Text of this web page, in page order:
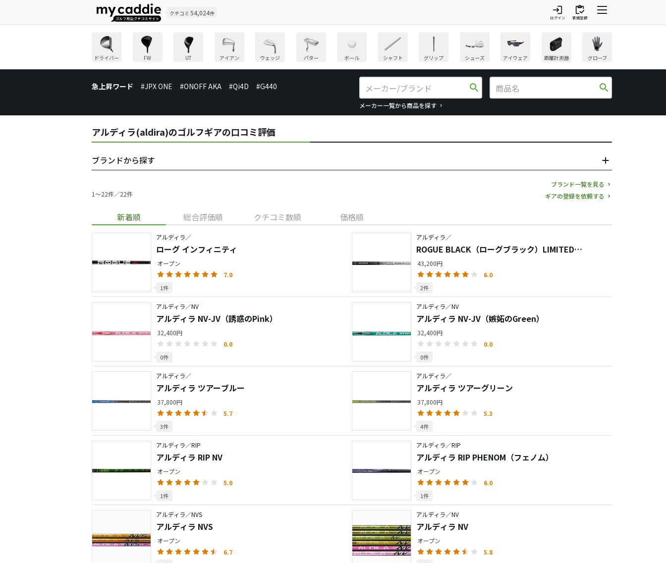
クチコミ 54,024件 login
ログイン
inventory
新規登録
ドライバー FW UT アイアン ウェッジ パター ボール シャフト グリップ シューズ アイウェア 距離計測器 グローブ
急上昇ワード #JPX ONE #ONOFF AKA #Qi4D #G440 search
メーカー一覧から商品を探す
search
アルディラ(aldira)のゴルフギアの口コミ評価
ブランドから探す
1〜22件／22件
ブランド一覧を見る
ギアの登録を依頼する
新着順 総合評価順 クチコミ数順 価格順
アルディラ／
ローグ インフィニティ
オープン
7.0
1件
アルディラ／
ROGUE BLACK（ローグブラック）LIMITED
EDITION
43,200円
6.0
2件
アルディラ／NV
アルディラ NV-JV（誘惑のPink）
32,400円
0.0
0件
アルディラ／NV
アルディラ NV-JV（嫉妬のGreen）
32,400円
0.0
0件
アルディラ／
アルディラ ツアーブルー
37,800円
5.7
3件
アルディラ／
アルディラ ツアーグリーン
37,800円
5.3
4件
アルディラ／RIP
アルディラ RIP NV
オープン
5.0
1件
アルディラ／RIP
アルディラ RIP PHENOM（フェノム）
オープン
6.0
1件
アルディラ／NVS
アルディラ NVS
オープン
6.7
アルディラ／NV
アルディラ NV
オープン
5.8